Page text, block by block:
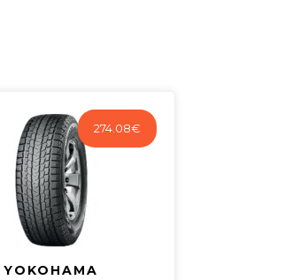
274.08€
YOKOHAMA